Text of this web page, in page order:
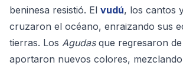
beninesa resistió. El vudú, los cantos
cruzaron el océano, enraizando sus
tierras. Los Agudasque regresaron
aportaron nuevos colores,